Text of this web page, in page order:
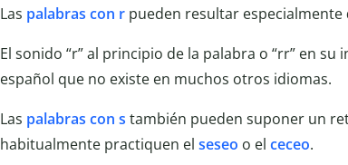
Las palabras con r pueden resultar especialmente
El sonido “r” al principio de la palabra o “rr” en su
español que no existe en muchos otros idiomas.
Las palabras con s también pueden suponer un
habitualmente practiquen el seseo o el ceceo.